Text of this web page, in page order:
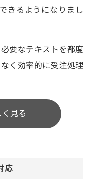
きるようになりまし
要なテキストを都度
く効率的に受注処理
見る
応